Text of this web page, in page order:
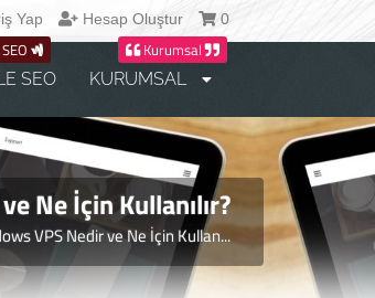
Yap Hesap Oluştur 0
SEO
SEO
Kurumsal
KURUMSAL
Ne İçin Kullanılır?
VPS Nedir ve Ne İçin Kullan...